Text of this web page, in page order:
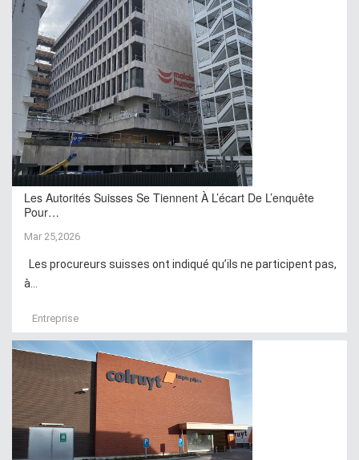
Les Autorités Suisses Se Tiennent À L’écart De L’enquête
Pour…
Mar 25,2026
Les procureurs suisses ont indiqué qu’ils ne participent pas,
à...
Entreprise